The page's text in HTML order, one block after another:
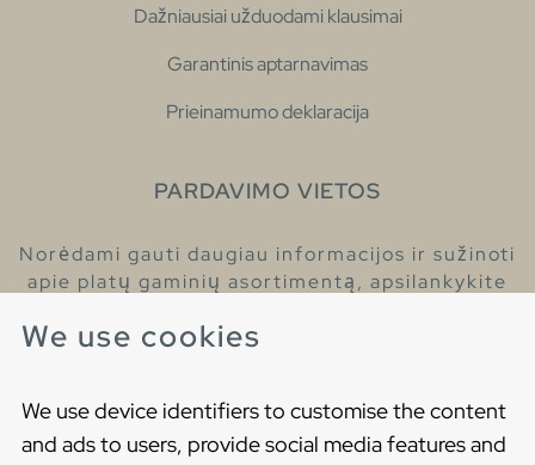
We use cookies
We use device identifiers to customise the content
and ads to users, provide social media features and
Dažniausiai užduodami klausimai
Garantinis aptarnavimas
Prieinamumo deklaracija
PARDAVIMO VIETOS
Norėdami gauti daugiau informacijos ir sužinoti
apie platų gaminių asortimentą, apsilankykite